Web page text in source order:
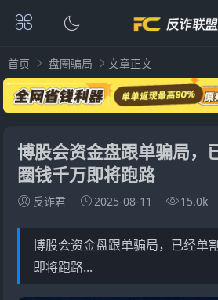
首页 盘圈骗局 文章正文
博股会资金盘跟单骗局，
圈钱千万即将跑路
反诈君 2025-08-11 15.0k
博股会资金盘跟单骗局，已经单
即将跑路...